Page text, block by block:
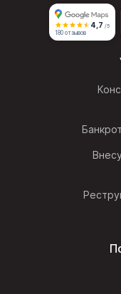
4,7 /5
180 отзывов